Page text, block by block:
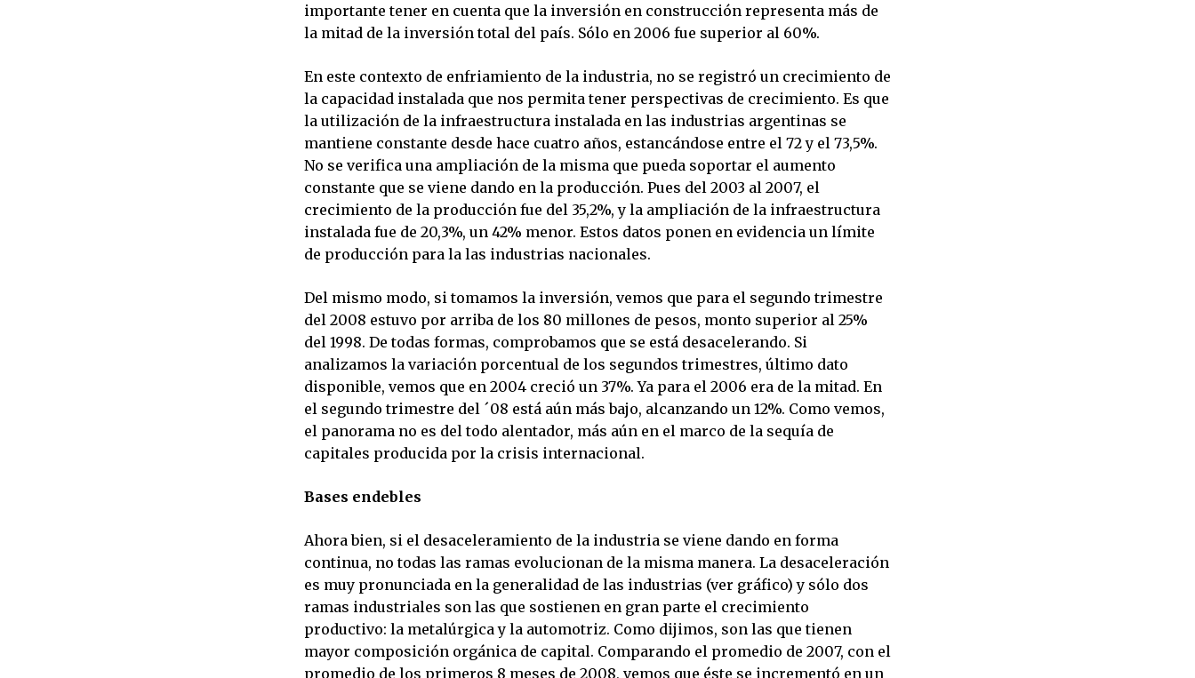
importante tener en cuenta que la inversión en construcción representa más de
la mitad de la inversión total del país. Sólo en 2006 fue superior al 60%.
En este contexto de enfriamiento de la industria, no se registró un crecimiento de
la capacidad instalada que nos permita tener perspectivas de crecimiento. Es que
la utilización de la infraestructura instalada en las industrias argentinas se
mantiene constante desde hace cuatro años, estancándose entre el 72 y el 73,5%.
No se verifica una ampliación de la misma que pueda soportar el aumento
constante que se viene dando en la producción. Pues del 2003 al 2007, el
crecimiento de la producción fue del 35,2%, y la ampliación de la infraestructura
instalada fue de 20,3%, un 42% menor. Estos datos ponen en evidencia un límite
de producción para la las industrias nacionales.
Del mismo modo, si tomamos la inversión, vemos que para el segundo trimestre
del 2008 estuvo por arriba de los 80 millones de pesos, monto superior al 25%
del 1998. De todas formas, comprobamos que se está desacelerando. Si
analizamos la variación porcentual de los segundos trimestres, último dato
disponible, vemos que en 2004 creció un 37%. Ya para el 2006 era de la mitad. En
el segundo trimestre del ´08 está aún más bajo, alcanzando un 12%. Como vemos,
el panorama no es del todo alentador, más aún en el marco de la sequía de
capitales producida por la crisis internacional.
Bases endebles
Ahora bien, si el desaceleramiento de la industria se viene dando en forma
continua, no todas las ramas evolucionan de la misma manera. La desaceleración
es muy pronunciada en la generalidad de las industrias (ver gráfico) y sólo dos
ramas industriales son las que sostienen en gran parte el crecimiento
productivo: la metalúrgica y la automotriz. Como dijimos, son las que tienen
mayor composición orgánica de capital. Comparando el promedio de 2007, con el
promedio de los primeros 8 meses de 2008, vemos que éste se incrementó en un